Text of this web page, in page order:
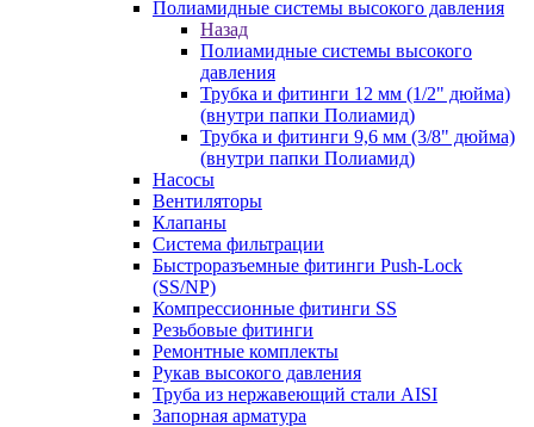
Полиамидные системы высокого давления
Назад
Полиамидные системы высокого
давления
Трубка и фитинги 12 мм (1/2" дюйма)
(внутри папки Полиамид)
Трубка и фитинги 9,6 мм (3/8" дюйма)
(внутри папки Полиамид)
Насосы
Вентиляторы
Клапаны
Система фильтрации
Быстроразъемные фитинги Push-Lock
(SS/NP)
Компрессионные фитинги SS
Резьбовые фитинги
Ремонтные комплекты
Рукав высокого давления
Труба из нержавеющий стали AISI
Запорная арматура